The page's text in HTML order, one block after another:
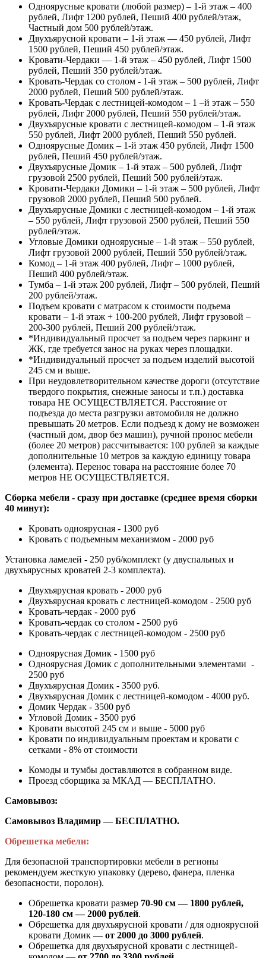
Одноярусные кровати (любой размер) – 1-й этаж – 400
рублей, Лифт 1200 рублей, Пеший 400 рублей/этаж,
Частный дом 500 рублей/этаж.
Двухъярусной кровати – 1-й этаж — 450 рублей, Лифт
1500 рублей, Пеший 450 рублей/этаж.
Кровати-Чердаки — 1-й этаж – 450 рублей, Лифт 1500
рублей, Пеший 350 рублей/этаж.
Кровать-Чердак со столом - 1-й этаж – 500 рублей, Лифт
2000 рублей, Пеший 500 рублей/этаж.
Кровать-Чердак с лестницей-комодом – 1 –й этаж – 550
рублей, Лифт 2000 рублей, Пеший 550 рублей/этаж.
Двухъярусные кровати с лестницей-комодом – 1-й этаж
550 рублей, Лифт 2000 рублей, Пеший 550 рублей.
Одноярусные Домик – 1-й этаж 450 рублей, Лифт 1500
рублей, Пеший 450 рублей/этаж.
Двухъярусные Домик – 1-й этаж – 500 рублей, Лифт
грузовой 2500 рублей, Пеший 500 рублей/этаж.
Кровати-Чердаки Домики – 1-й этаж – 500 рублей, Лифт
грузовой 2000 рублей, Пеший 500 рублей.
Двухъярусные Домики с лестницей-комодом – 1-й этаж
– 550 рублей, Лифт грузовой 2500 рублей, Пеший 550
рублей/этаж.
Угловые Домики одноярусные – 1-й этаж – 550 рублей,
Лифт грузовой 2000 рублей, Пеший 550 рублей/этаж.
Комод – 1-й этаж 400 рублей, Лифт – 1000 рублей,
Пеший 400 рублей/этаж.
Тумба – 1-й этаж 200 рублей, Лифт – 500 рублей, Пеший
200 рублей/этаж.
Подъем кровати с матрасом к стоимости подъема
кровати – 1-й этаж + 100-200 рублей, Лифт грузовой –
200-300 рублей, Пеший 200 рублей/этаж.
*Индивидуальный просчет за подъем через паркинг и
ЖК, где требуется занос на руках через площадки.
*Индивидуальный просчет за подъем изделий высотой
245 см и выше.
При неудовлетворительном качестве дороги (отсутствие
твердого покрытия, снежные заносы и т.п.) доставка
товара НЕ ОСУЩЕСТВЛЯЕТСЯ. Расстояние от
подъезда до места разгрузки автомобиля не должно
превышать 20 метров. Если подъезд к дому не возможен
(частный дом, двор без машин), ручной пронос мебели
(более 20 метров) рассчитывается: 100 рублей за каждые
дополнительные 10 метров за каждую единицу товара
(элемента). Перенос товара на расстояние более 70
метров НЕ ОСУЩЕСТВЛЯЕТСЯ.
Сборка мебели - сразу при доставке (среднее время сборки
40 минут):
Кровать одноярусная - 1300 руб
Кровать с подъемным механизмом - 2000 руб
Установка ламелей - 250 руб/комплект (у двуспальных и
двухъярусных кроватей 2-3 комплекта).
Двухъярусная кровать - 2000 руб
Двухъярусная кровать с лестницей-комодом - 2500 руб
Кровать-чердак - 2000 руб
Кровать-чердак со столом - 2500 руб
Кровать-чердак с лестницей-комодом - 2500 руб
Одноярусная Домик - 1500 руб
Одноярусная Домик с дополнительными элементами -
2500 руб
Двухъярусная Домик - 3500 руб.
Двухъярусная Домик с лестницей-комодом - 4000 руб.
Домик Чердак - 3500 руб
Угловой Домик - 3500 руб
Кровати высотой 245 см и выше - 5000 руб
Кровати по индивидуальным проектам и кровати с
сетками - 8% от стоимости
Комоды и тумбы доставляются в собранном виде.
Проезд сборщика за МКАД — БЕСПЛАТНО.
Самовывоз:
Самовывоз Владимир — БЕСПЛАТНО.
Обрешетка мебели:
Для безопасной транспортировки мебели в регионы
рекомендуем жесткую упаковку (дерево, фанера, пленка
безопасности, поролон).
Обрешетка кровати размер 70-90 см — 1800 рублей,
120-180 см — 2000 рублей.
Обрешетка для двухъярусной кровати / для одноярусной
кровати Домик — от 2000 до 3000 рублей.
Обрешетка для двухъярусной кровати с лестницей-